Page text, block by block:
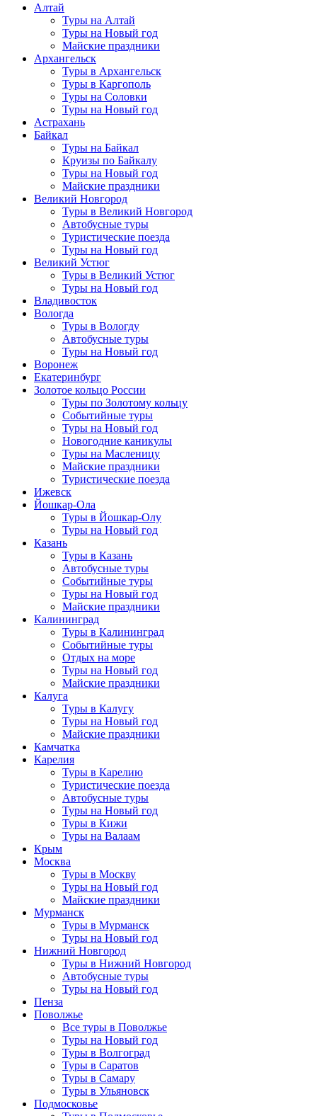
Алтай
Туры на Алтай
Туры на Новый год
Майские праздники
Архангельск
Туры в Архангельск
Туры в Каргополь
Туры на Соловки
Туры на Новый год
Астрахань
Байкал
Туры на Байкал
Круизы по Байкалу
Туры на Новый год
Майские праздники
Великий Новгород
Туры в Великий Новгород
Автобусные туры
Туристические поезда
Туры на Новый год
Великий Устюг
Туры в Великий Устюг
Туры на Новый год
Владивосток
Вологда
Туры в Вологду
Автобусные туры
Туры на Новый год
Воронеж
Екатеринбург
Золотое кольцо России
Туры по Золотому кольцу
Событийные туры
Туры на Новый год
Новогодние каникулы
Туры на Масленицу
Майские праздники
Туристические поезда
Ижевск
Йошкар-Ола
Туры в Йошкар-Олу
Туры на Новый год
Казань
Туры в Казань
Автобусные туры
Событийные туры
Туры на Новый год
Майские праздники
Калининград
Туры в Калининград
Событийные туры
Отдых на море
Туры на Новый год
Майские праздники
Калуга
Туры в Калугу
Туры на Новый год
Майские праздники
Камчатка
Карелия
Туры в Карелию
Туристические поезда
Автобусные туры
Туры на Новый год
Туры в Кижи
Туры на Валаам
Крым
Москва
Туры в Москву
Туры на Новый год
Майские праздники
Мурманск
Туры в Мурманск
Туры на Новый год
Нижний Новгород
Туры в Нижний Новгород
Автобусные туры
Туры на Новый год
Пенза
Поволжье
Все туры в Поволжье
Туры на Новый год
Туры в Волгоград
Туры в Саратов
Туры в Самару
Туры в Ульяновск
Подмосковье